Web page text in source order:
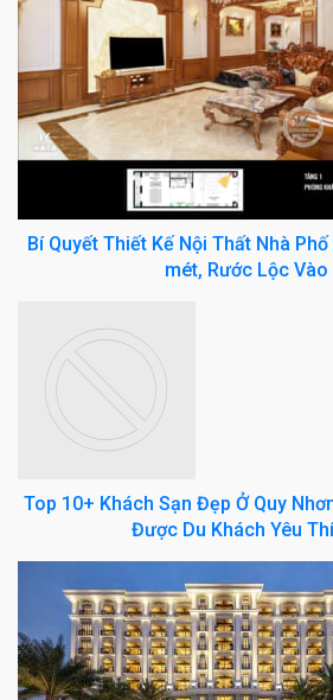
Bí Quyết Thiết Kế Nội Thất Nhà
mét, Rước Lộc Vào
Top 10+ Khách Sạn Đẹp Ở Quy
Được Du Khách Yêu